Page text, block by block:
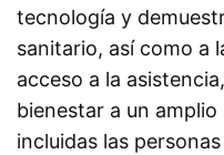
tecnología y
sanitario, así como a
acceso a la
bienestar a un
incluidas las